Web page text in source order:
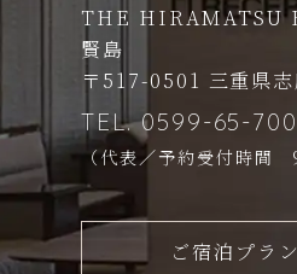
THE HIRAMATSU
賢島
〒517-0501 三重県
TEL.0599-65-
（代表／予約受付時間
ご宿泊プラ